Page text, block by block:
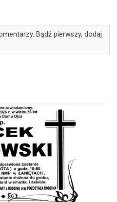
Bądź pierwszy, dodaj